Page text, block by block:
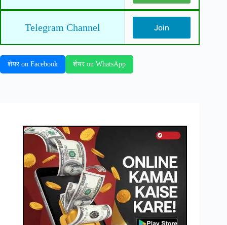
Telegram Channel Join
शेयर on Facebook शेयर on WhatsApp